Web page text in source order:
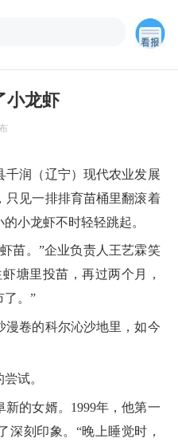
小龙虾
润（辽宁）现代农业发展
只见一排排育苗桶里翻滚着
小龙虾不时轻轻跳起。
。”企业负责人王艺霖笑
塘里投苗，再过两个月，
了。”
卷的科尔沁沙地里，如今
试。
的女婿。1999年，他第一
深刻印象。“晚上睡觉时，